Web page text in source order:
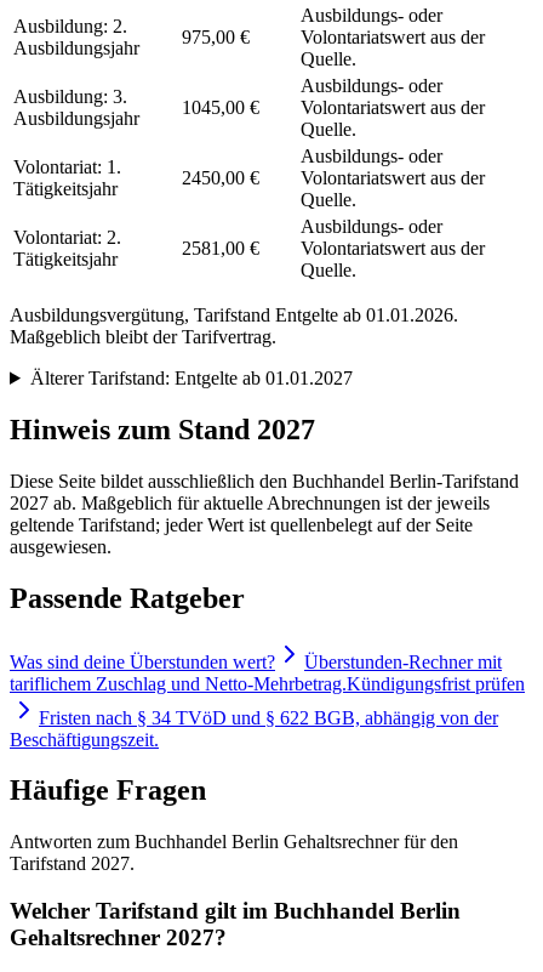
Ausbildung: 2.
Ausbildungsjahr
975,00 €
Ausbildungs- oder
Volontariatswert aus der
Quelle.
Ausbildung: 3.
Ausbildungsjahr
1045,00 €
Ausbildungs- oder
Volontariatswert aus der
Quelle.
Volontariat: 1.
Tätigkeitsjahr
2450,00 €
Ausbildungs- oder
Volontariatswert aus der
Quelle.
Volontariat: 2.
Tätigkeitsjahr
2581,00 €
Ausbildungs- oder
Volontariatswert aus der
Quelle.
Ausbildungsvergütung, Tarifstand Entgelte ab 01.01.2026.
Maßgeblich bleibt der Tarifvertrag.
Älterer Tarifstand: Entgelte ab 01.01.2027
Hinweis zum Stand 2027
Diese Seite bildet ausschließlich den Buchhandel Berlin-Tarifstand
2027 ab. Maßgeblich für aktuelle Abrechnungen ist der jeweils
geltende Tarifstand; jeder Wert ist quellenbelegt auf der Seite
ausgewiesen.
Passende Ratgeber
Was sind deine Überstunden wert?
Überstunden-Rechner mit
tariflichem Zuschlag und Netto-Mehrbetrag.Kündigungsfrist prüfen
Fristen nach § 34 TVöD und § 622 BGB, abhängig von der
Beschäftigungszeit.
Häufige Fragen
Antworten zum Buchhandel Berlin Gehaltsrechner für den
Tarifstand 2027.
Welcher Tarifstand gilt im Buchhandel Berlin
Gehaltsrechner 2027?